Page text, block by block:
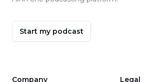
Start my podcast
Company Legal